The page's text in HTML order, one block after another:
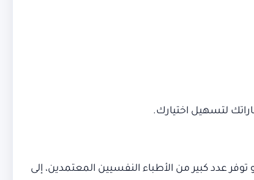
لتسهيل اختيارك.
عدد كبير من الأطباء النفسيين المعتمدين، إلى